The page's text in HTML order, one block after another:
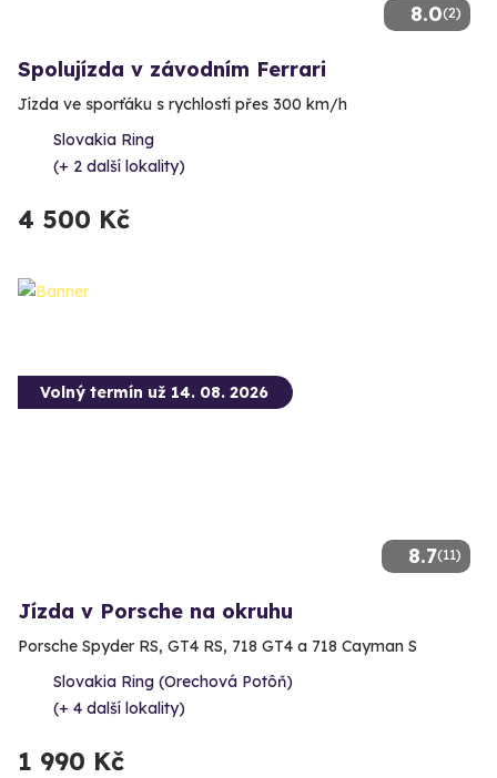
8.0(2)
Spolujízda v závodním Ferrari
Jízda ve sporťáku s rychlostí přes 300 km/h
Slovakia Ring
(+ 2 další lokality)
4 500 Kč
8.7(11)
Volný termín už 14. 08. 2026
Jízda v Porsche na okruhu
Porsche Spyder RS, GT4 RS, 718 GT4 a 718 Cayman S
Slovakia Ring (Orechová Potôň)
(+ 4 další lokality)
1 990 Kč